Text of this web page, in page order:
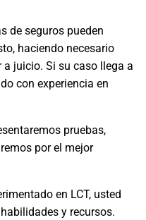
de seguros pueden
haciendo necesario
juicio. Si su caso llega a
con experiencia en
pruebas,
por el mejor
en LCT, usted
y recursos.